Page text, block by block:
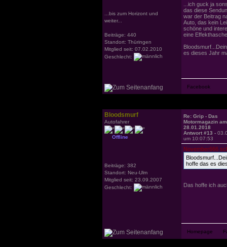
...bis zum Horizont und
weiter...
Beiträge: 440
Standort: Thüringen
Mitglied seit: 07.02.2010
Geschlecht:
...ich guck ja
das diese
war der Beitrag
Auto, das kein
schöne und
eine
es dieses Jahr
Bloodsmurf
Autofahrer
Offline
Beiträge: 382
Standort: Neu-Ulm
Mitglied seit: 23.09.2007
Geschlecht:
Re: Grip - Das
Motormagazin am
28.01.2018
Antwort #13 -
um 10:07:53
November666
hoffe das es
Das hoffe ich